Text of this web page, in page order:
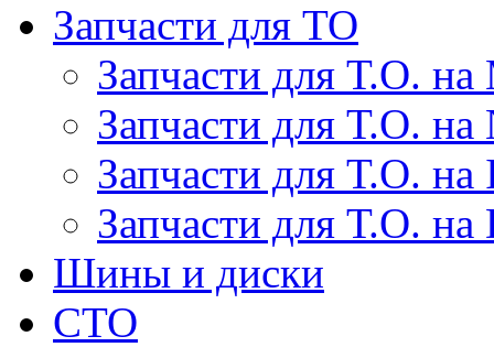
Запчасти для ТО
Запчасти для Т.О. на
Запчасти для Т.О. на
Запчасти для Т.О.
Запчасти для Т.О. на
Шины и диски
СТО